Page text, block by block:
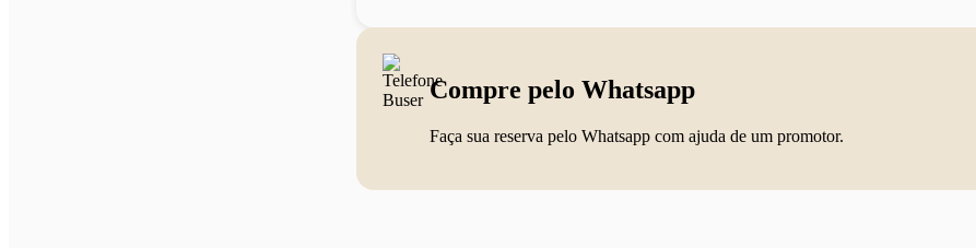
Compre pelo Whatsapp
Faça sua reserva pelo Whatsapp com ajuda de um promotor.